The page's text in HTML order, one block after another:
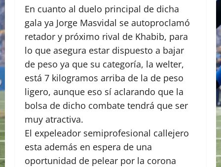
En cuanto al duelo principal de dicha
gala ya Jorge Masvidal se autoproclamó
retador y próximo rival de Khabib, para
lo que asegura estar dispuesto a bajar
de peso ya que su categoría, la welter,
está 7 kilogramos arriba de la de peso
ligero, aunque eso sí aclarando que la
bolsa de dicho combate tendrá que ser
muy atractiva.
El expeleador semiprofesional callejero
esta además en espera de una
oportunidad de pelear por la corona